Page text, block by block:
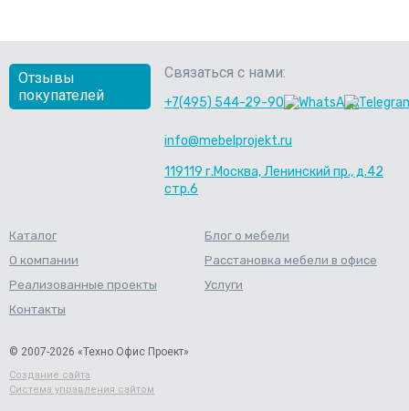
Отзывы
покупателей
Связаться с нами:
+7(495) 544-29-90
info@mebelprojekt.ru
119119 г.Москва, Ленинский пр., д.42
стр.6
Каталог
Блог о мебели
О компании
Расстановка мебели в офисе
Реализованные проекты
Услуги
Контакты
© 2007-2026 «Техно Офис Проект»
Создание сайта
Система управления сайтом